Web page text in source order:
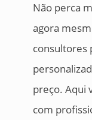
Não perca
agora
consultores
preço. Aqui
com